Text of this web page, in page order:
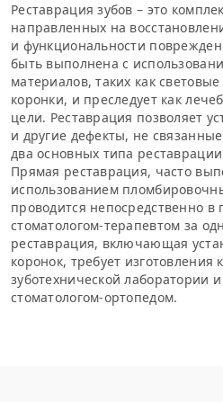
Реставрация зубов – это
направленных на
и функциональности
быть выполнена с
материалов, таких как
коронки, и преследует как
цели. Реставрация позволяет
и другие дефекты, не
два основных типа
Прямая реставрация, часто
использованием
проводится непосредственно в
стоматологом-терапевтом за
реставрация, включающая
коронок, требует изготовления
зуботехнической лаборатории
стоматологом-ортопедом.